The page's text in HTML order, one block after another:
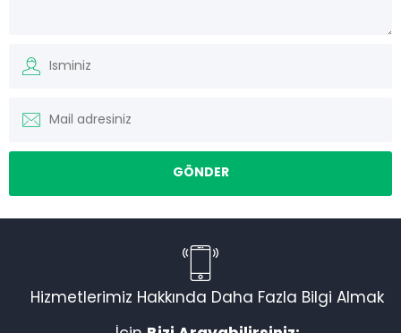
Hizmetlerimiz Hakkında Daha Fazla Bilgi Almak